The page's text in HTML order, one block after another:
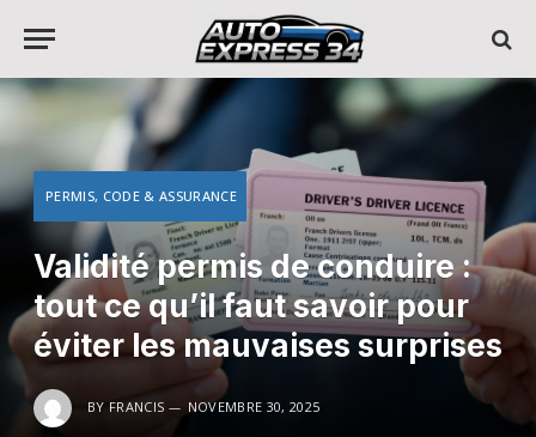
PERMIS, CODE & ASSURANCE
Validité permis de conduire :
tout ce qu’il faut savoir pour
éviter les mauvaises surprises
BY FRANCIS NOVEMBRE 30, 2025